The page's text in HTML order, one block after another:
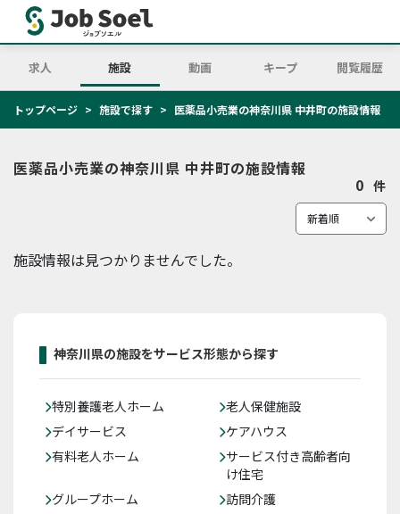
求人 施設 動画 キープ 閲覧履歴
トップページ 施設で探す 医薬品小売業の神奈川県 中井町の施設情報
医薬品小売業の神奈川県 中井町の施設情報
0 件
施設情報は見つかりませんでした。
神奈川県の施設をサービス形態から探す
特別養護老人ホーム
老人保健施設
デイサービス
ケアハウス
有料老人ホーム
サービス付き高齢者向
け住宅
グループホーム
訪問介護